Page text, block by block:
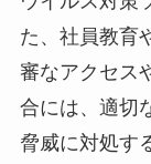
た、社員教育
審なアクセス
合には、適切
脅威に対処す